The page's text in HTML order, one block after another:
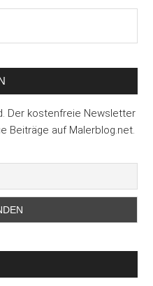
Der kostenfreie Newsletter
Beiträge auf Malerblog.net.